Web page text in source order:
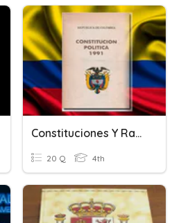
Constituciones Y Ramas Del Poder
20 Q 4th